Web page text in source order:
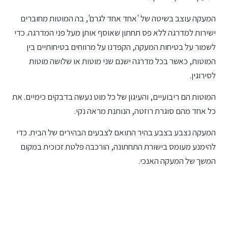
המעקה עוצב בשיטה של 'אחד אחד לגרם', בה המוטות מחוברים
ישירות למדרגה ללא פס תחתון שאוסף אותן מעל פני המדרגה. כדי
לשמור על בטיחות המעקה, הקפדנו על מרווחים בטיחותיים בין
המוטות, כאשר בכל מדרגה ישנם שני מוטות או שלושה מוטות
לסירוגין.
המוטות הם ריבועיים, והעיגון של כל מוט נעשה בדבקים כימיים. את
כל אחד מהם סוגרת רוזטה, הנותנת מראה נקי.
המעקה נצבע בצבע בהיר התואם לצבעים הבהירים של הבית. כדי
להימנע מעומס בישורת התחתונה, הורכבה פלטת זכוכית במקום
המשך של המעקה האנכי.